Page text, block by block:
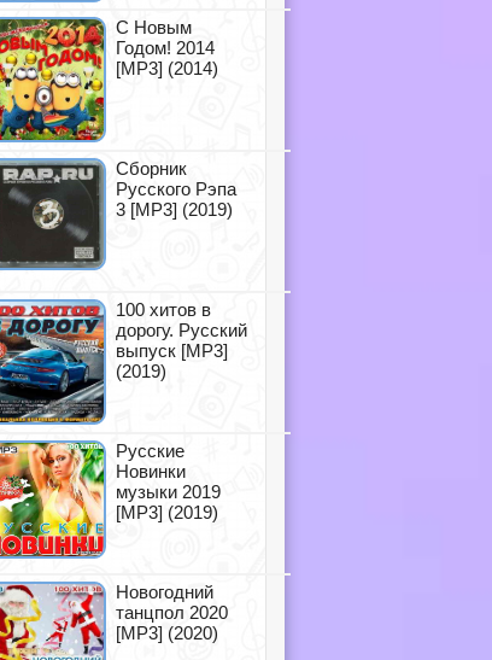
С Новым
Годом! 2014
[MP3] (2014)
Сборник
Русского Рэпа
3 [MP3] (2019)
100 хитов в
дорогу. Русский
выпуск [MP3]
(2019)
Русские
Новинки
музыки 2019
[MP3] (2019)
Новогодний
танцпол 2020
[MP3] (2020)